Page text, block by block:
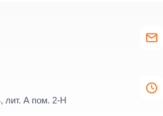
лит. А пом. 2-Н